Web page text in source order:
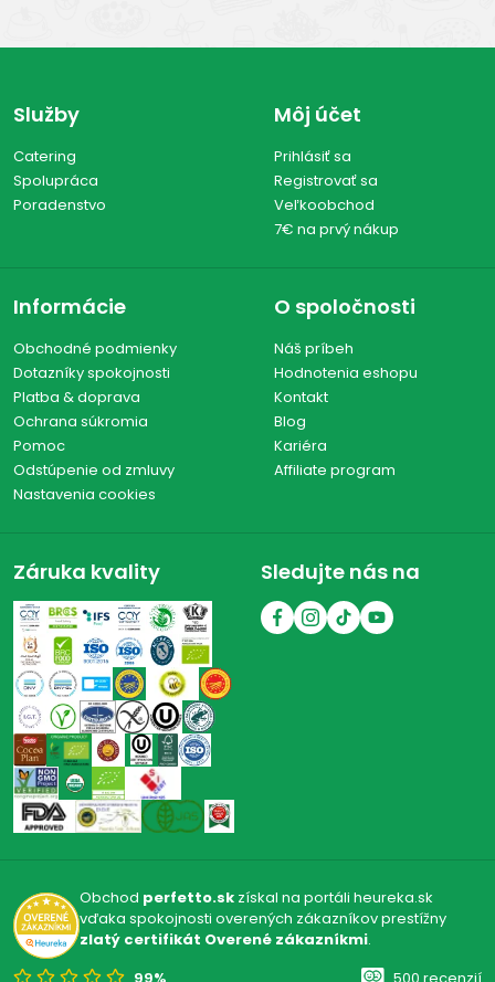
Služby
Catering
Spolupráca
Poradenstvo
Môj účet
Prihlásiť sa
Registrovať sa
Veľkoobchod
7€ na prvý nákup
Informácie
Obchodné podmienky
Dotazníky spokojnosti
Platba & doprava
Ochrana súkromia
Pomoc
Odstúpenie od zmluvy
Nastavenia cookies
O spoločnosti
Náš príbeh
Hodnotenia eshopu
Kontakt
Blog
Kariéra
Affiliate program
Záruka kvality Sledujte nás na
Obchod perfetto.skzískal na portáli heureka.sk
vďaka spokojnosti overených zákazníkov prestížny
zlatý certifikát Overené zákazníkmi.